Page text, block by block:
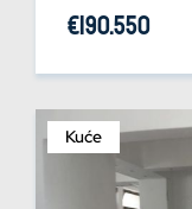
€190.550
Kuće